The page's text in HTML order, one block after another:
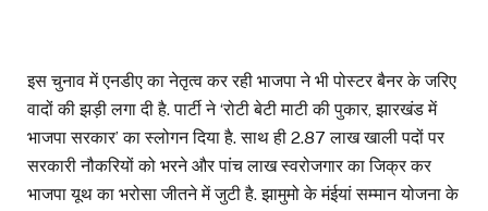
इस चुनाव में एनडीए का नेतृत्व कर रही भाजपा ने भी पोस्टर बैनर के जरिए
वादों की झड़ी लगा दी है. पार्टी ने ‘रोटी बेटी माटी की पुकार, झारखंड में
भाजपा सरकार’ का स्लोगन दिया है. साथ ही 2.87 लाख खाली पदों पर
सरकारी नौकरियों को भरने और पांच लाख स्वरोजगार का जिक्र कर
भाजपा यूथ का भरोसा जीतने में जुटी है. झामुमो के मंईयां सम्मान योजना के